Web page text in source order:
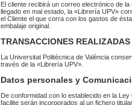
El cliente recibirá un correo electrónico de
llegado en mal estado, la «Librería UPV»
el Cliente el que corra con los gastos de
embalaje original.
TRANSACCIONES REALIZADAS
La Universitat Politècnica de València
través de la «Librería UPV».
Datos personales y
De conformidad con lo establecido en la
facilite serán incorporados al un fichero